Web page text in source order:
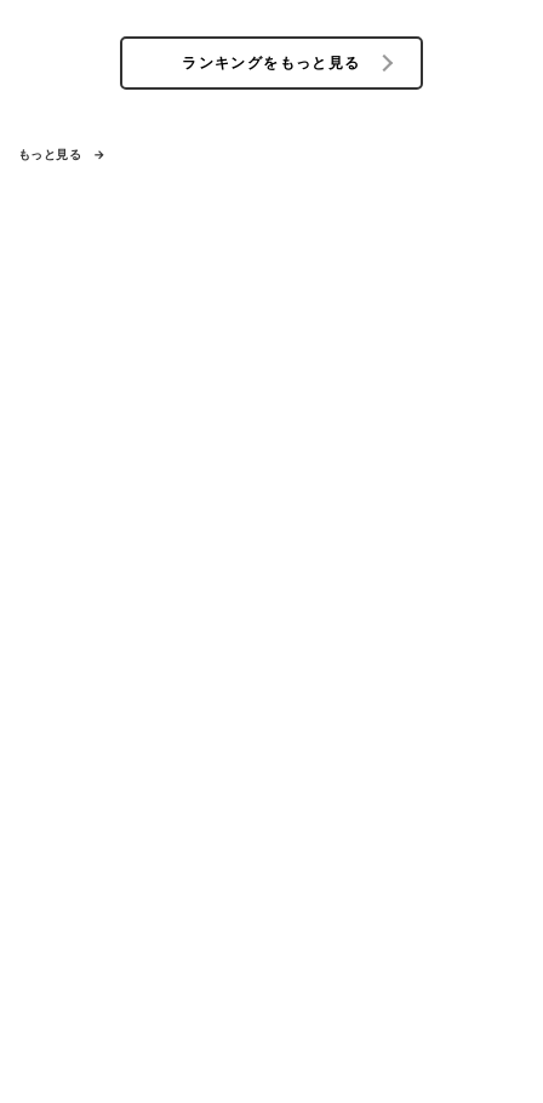
ランキングをもっと見る
もっと見る